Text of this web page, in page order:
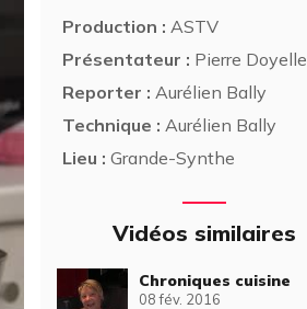
Production : ASTV
Présentateur : Pierre Doyelle
Reporter : Aurélien Bally
Technique : Aurélien Bally
Lieu : Grande-Synthe
Vidéos similaires
Chroniques cuisine
08 fév. 2016